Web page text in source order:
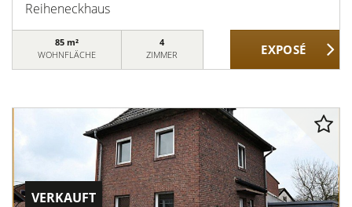
Reiheneckhaus
85 m²
WOHNFLÄCHE
4
ZIMMER
VERKAUFT